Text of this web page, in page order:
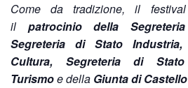
Come da tradizione, il
il patrocinio della
Segreteria di Stato
Cultura, Segreteria di Stato
Turismoe della Giunta di